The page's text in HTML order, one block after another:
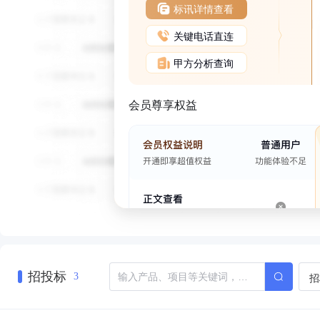
标讯详情查看
关键电话直连
甲方分析查询
会员尊享权益
招投标 3